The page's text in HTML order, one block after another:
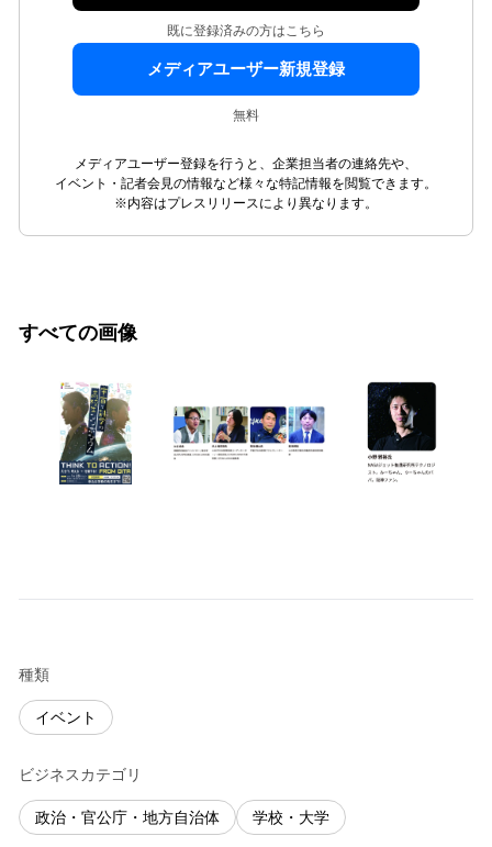
既に登録済みの方はこちら
メディアユーザー新規登録
無料
メディアユーザー登録を行うと、企業担当者の連絡先や、
イベント・記者会見の情報など様々な特記情報を閲覧できます。
※内容はプレスリリースにより異なります。
すべての画像
種類
イベント
ビジネスカテゴリ
政治・官公庁・地方自治体 学校・大学